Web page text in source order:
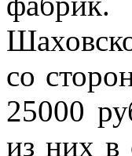
со
25000
из них в